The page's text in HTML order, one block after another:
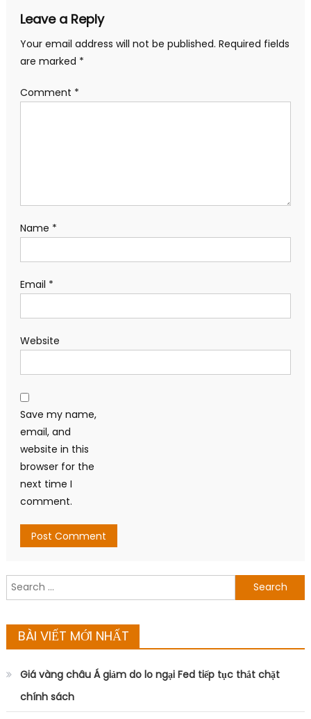
Leave a Reply
Your email address will not be published. Required fields
are marked *
Comment *
Name *
Email *
Website
Save my name,
email, and
website in this
browser for the
next time I
comment.
Search
for:
BÀI VIẾT MỚI NHẤT
Giá vàng châu Á giảm do lo ngại Fed tiếp tục thắt chặt
chính sách